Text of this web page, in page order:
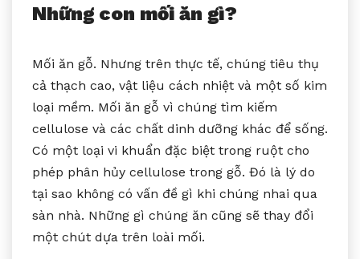
Những con mối ăn gì?
Mối ăn gỗ. Nhưng trên thực tế, chúng tiêu thụ
cả thạch cao, vật liệu cách nhiệt và một số kim
loại mềm. Mối ăn gỗ vì chúng tìm kiếm
cellulose và các chất dinh dưỡng khác để sống.
Có một loại vi khuẩn đặc biệt trong ruột cho
phép phân hủy cellulose trong gỗ. Đó là lý do
tại sao không có vấn đề gì khi chúng nhai qua
sàn nhà. Những gì chúng ăn cũng sẽ thay đổi
một chút dựa trên loài mối.